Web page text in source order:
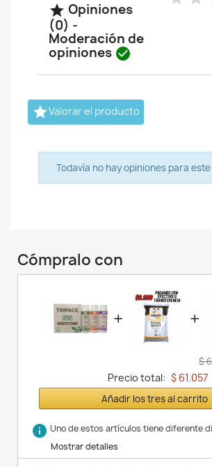
 Opiniones
(0) -
Moderación de
opiniones 
Valorar el producto
Todavía no hay opiniones para
Cómpralo con
+ +
$
Precio total: $ 61.057
Añadir los tres al carrito
info Uno de estos artículos tiene diferente
Mostrar detalles